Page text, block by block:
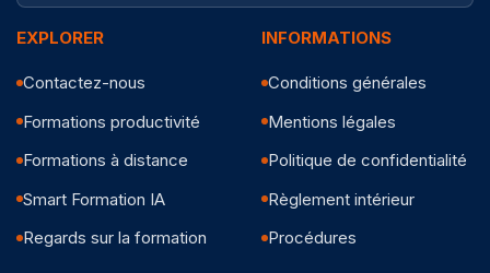
EXPLORER
Contactez-nous
Formations productivité
Formations à distance
Smart Formation IA
Regards sur la formation
INFORMATIONS
Conditions générales
Mentions légales
Politique de confidentialité
Règlement intérieur
Procédures